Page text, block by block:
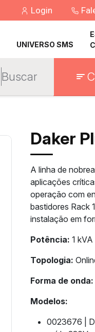
Login
UNIVERSO SMS
Buscar
Daker
A linha de
aplicações
operação com
bastidores Rack
instalação em
Potência: 1 kVA
Topologia:
Forma de onda:
Modelos:
0023676 |